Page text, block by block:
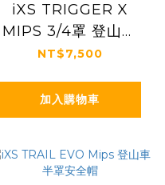
iXS TRIGGER X
MIPS 3/4罩 登山車
安全帽
NT$7,500
加入購物車